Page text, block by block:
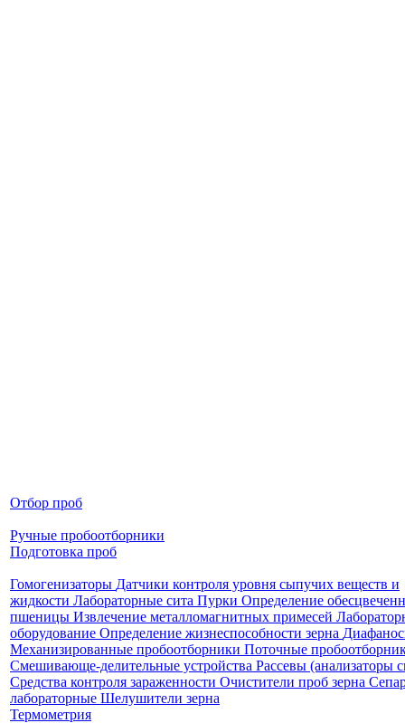
Отбор проб
Ручные пробоотборники
Подготовка проб
Гомогенизаторы Датчики контроля уровня сыпучих веществ и
жидкости Лабораторные сита Пурки Определение
пшеницы Извлечение металломагнитных примесей
оборудование Определение жизнеспособности зерна
Механизированные пробоотборники Поточные
Смешивающе-делительные устройства Рассевы (анализаторы
Средства контроля зараженности Очистители проб зерна
лабораторные Шелушители зерна
Термометрия